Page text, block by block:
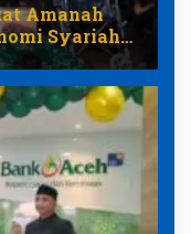
Amanah
Syariah